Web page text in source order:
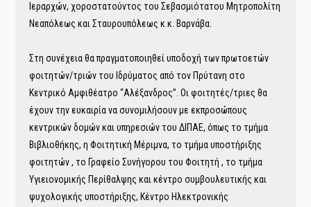
Ιεραρχών, χοροστατούντος του Σεβασμιότατου Μητροπολίτη
Νεαπόλεως και Σταυρουπόλεως κ.κ. Βαρνάβα.
Στη συνέχεια θα πραγματοποιηθεί υποδοχή των πρωτοετών
φοιτητών/τριών του Ιδρύματος από τον Πρύτανη στο
Κεντρικό Αμφιθέατρο “Αλέξανδρος”. Οι φοιτητές/τριες θα
έχουν την ευκαιρία να συνομιλήσουν με εκπροσώπους
κεντρικών δομών και υπηρεσιών του ΔΙΠΑΕ, όπως το τμήμα
Βιβλιοθήκης, η Φοιτητική Μέριμνα, το τμήμα υποστήριξης
φοιτητών , το Γραφείο Συνήγορου του Φοιτητή , το τμήμα
Υγιειονομικής Περίθαλψης και κέντρο συμβουλευτικής και
ψυχολογικής υποστήριξης, Κέντρο Ηλεκτρονικής